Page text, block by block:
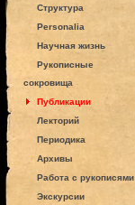
Структура
Personalia
Научная жизнь
Рукописные
сокровища
Публикации
Лекторий
Периодика
Архивы
Работа с рукописями
Экскурсии